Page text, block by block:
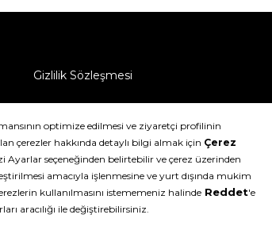
Gizlilik Sözleşmesi